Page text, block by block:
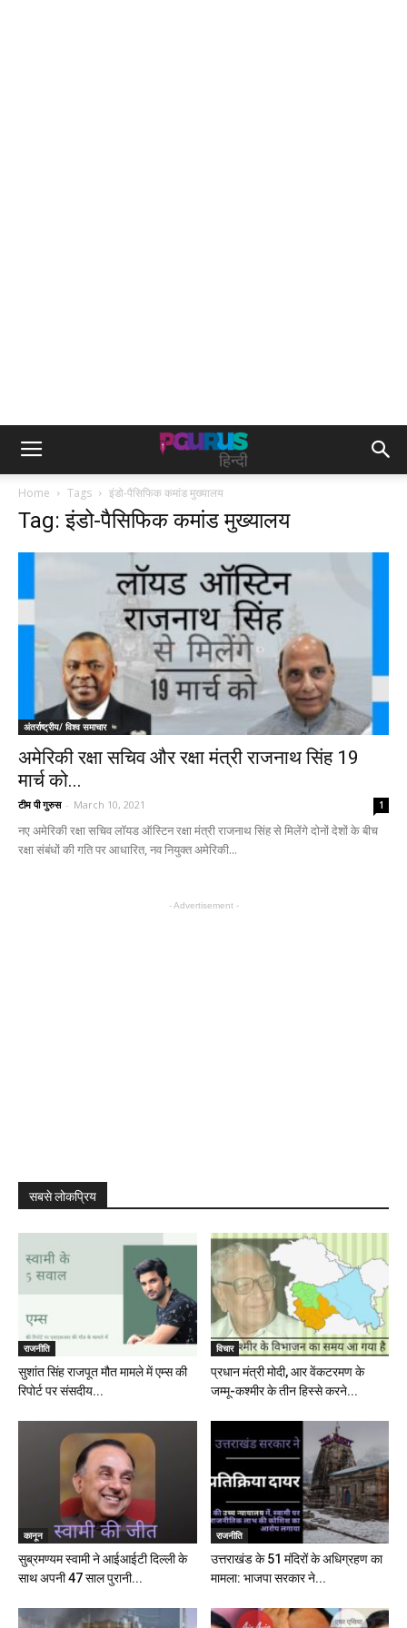
Home Tags इंडो-पैसिफिक कमांड मुख्यालय
Tag: इंडो-पैसिफिक कमांड मुख्यालय
अंतर्राष्ट्रीय/ विश्व समाचार
अमेरिकी रक्षा सचिव और रक्षा मंत्री राजनाथ सिंह 19
मार्च को...
टीम पी गुरुस - March 10, 2021 1
नए अमेरिकी रक्षा सचिव लॉयड ऑस्टिन रक्षा मंत्री राजनाथ सिंह से मिलेंगे दोनों देशों के बीच
रक्षा संबंधों की गति पर आधारित, नव नियुक्त अमेरिकी...
- Advertisement -
सबसे लोकप्रिय
राजनीति
सुशांत सिंह राजपूत मौत मामले में एम्स की
रिपोर्ट पर संसदीय...
विचार
प्रधान मंत्री मोदी, आर वेंकटरमण के
जम्मू-कश्मीर के तीन हिस्से करने...
कानून
सुब्रमण्यम स्वामी ने आईआईटी दिल्ली के
साथ अपनी 47 साल पुरानी...
राजनीति
उत्तराखंड के 51 मंदिरों के अधिग्रहण का
मामला: भाजपा सरकार ने...